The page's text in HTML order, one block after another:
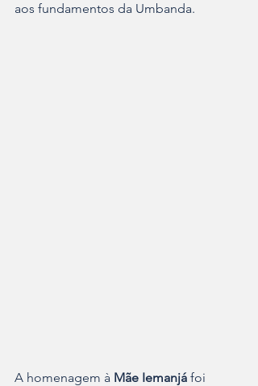
aos fundamentos da Umbanda.
A homenagem à Mãe Iemanjá foi